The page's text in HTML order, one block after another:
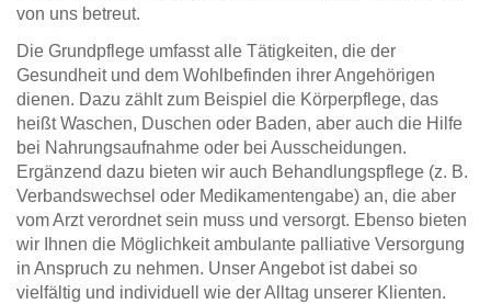
von uns betreut.
Die Grundpflege umfasst alle Tätigkeiten, die der
Gesundheit und dem Wohlbefinden ihrer Angehörigen
dienen. Dazu zählt zum Beispiel die Körperpflege, das
heißt Waschen, Duschen oder Baden, aber auch die Hilfe
bei Nahrungsaufnahme oder bei Ausscheidungen.
Ergänzend dazu bieten wir auch Behandlungspflege (z. B.
Verbandswechsel oder Medikamentengabe) an, die aber
vom Arzt verordnet sein muss und versorgt. Ebenso bieten
wir Ihnen die Möglichkeit ambulante palliative Versorgung
in Anspruch zu nehmen. Unser Angebot ist dabei so
vielfältig und individuell wie der Alltag unserer Klienten.